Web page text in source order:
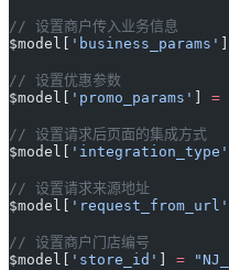
// 设置商户传入业务信息
$model[
'business_params'
// 设置优惠参数
$model[
'promo_params' =
// 设置请求后页面的集成方式
$model[
'integration_type'
// 设置请求来源地址
$model[
'request_from_url'
// 设置商户门店编号
$model[
'store_id' =